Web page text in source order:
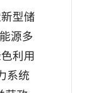
型储
源多
利用
系统